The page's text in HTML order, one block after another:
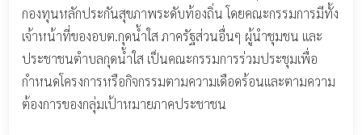
กองทุนหลักประกันสุขภาพระดับท้องถิ่น โดยคณะกรรมการมีทั้ง
เจ้าหน้าที่ของอบต.กุดน้ำใส ภาครัฐส่วนอื่นๆ ผู้นำชุมชน และ
ประชาชนตำบลกุดน้ำใส เป็นคณะกรรมการร่วมประชุมเพื่อ
กำหนดโครงการหรือกิจกรรมตามความเดือดร้อนและตามความ
ต้องการของกลุ่มเป้าหมายภาคประชาชน